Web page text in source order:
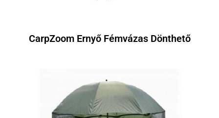
CarpZoom Ernyő Fémvázas Dönthető